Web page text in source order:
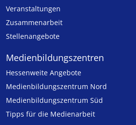
Veranstaltungen
Zusammenarbeit
Stellenangebote
Medien­bildungs­zentren
Hessenweite Angebote
Medienbildungszentrum Nord
Medienbildungszentrum Süd
Tipps für die Medienarbeit